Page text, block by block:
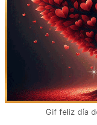
Gif feliz día